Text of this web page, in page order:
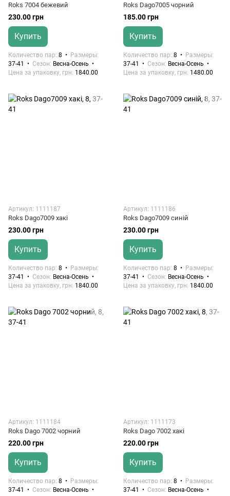
Roks 7004 бежевий
230.00 грн
Купить
Количество пар 8
Размеры
37-41
Сезон
Весна-Осень
Цена за упаковку, грн 1840.00
Roks Dago7005 чорний
185.00 грн
Купить
Количество пар 8
Размеры
37-41
Сезон
Весна-Осень
Цена за упаковку, грн 1480.00
Артикул: 1111187
Roks Dago7009 хакі
230.00 грн
Купить
Количество пар 8
Размеры
37-41
Сезон
Весна-Осень
Цена за упаковку, грн 1840.00
Артикул: 1111186
Roks Dago7009 синій
230.00 грн
Купить
Количество пар 8
Размеры
37-41
Сезон
Весна-Осень
Цена за упаковку, грн 1840.00
Артикул: 1111184
Roks Dago 7002 чорний
220.00 грн
Купить
Количество пар 8
Размеры
37-41
Сезон
Весна-Осень
Артикул: 1111173
Roks Dago 7002 хакі
220.00 грн
Купить
Количество пар 8
Размеры
37-41
Сезон
Весна-Осень